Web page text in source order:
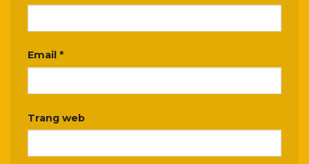
Email *
Trang web